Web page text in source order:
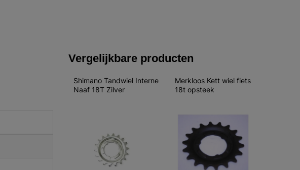
Vergelijkbare producten
Shimano Tandwiel Interne
Naaf 18T Zilver
Merkloos Kett wiel fiets
18t opsteek